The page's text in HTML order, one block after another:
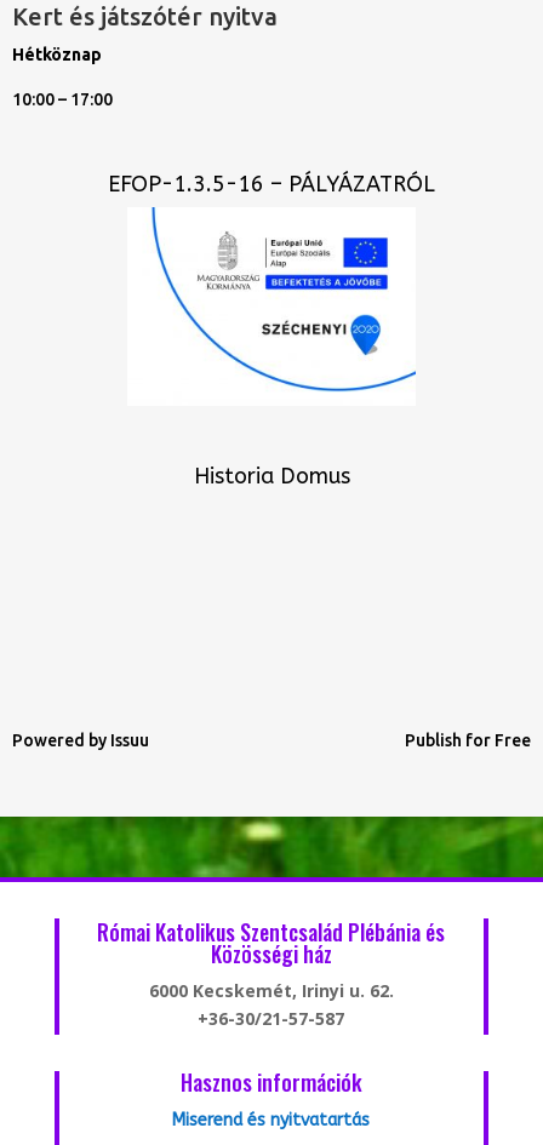
Kert és játszótér nyitva
Hétköznap
10:00 – 17:00
EFOP-1.3.5-16 – PÁLYÁZATRÓL
Historia Domus
Powered by Issuu Publish for Free
Római Katolikus Szentcsalád Plébánia és
Közösségi ház
6000 Kecskemét, Irinyi u. 62.
+36-30/21-57-587
Hasznos információk
Miserend és nyitvatartás